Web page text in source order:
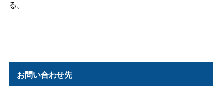
る。
お問い合わせ先